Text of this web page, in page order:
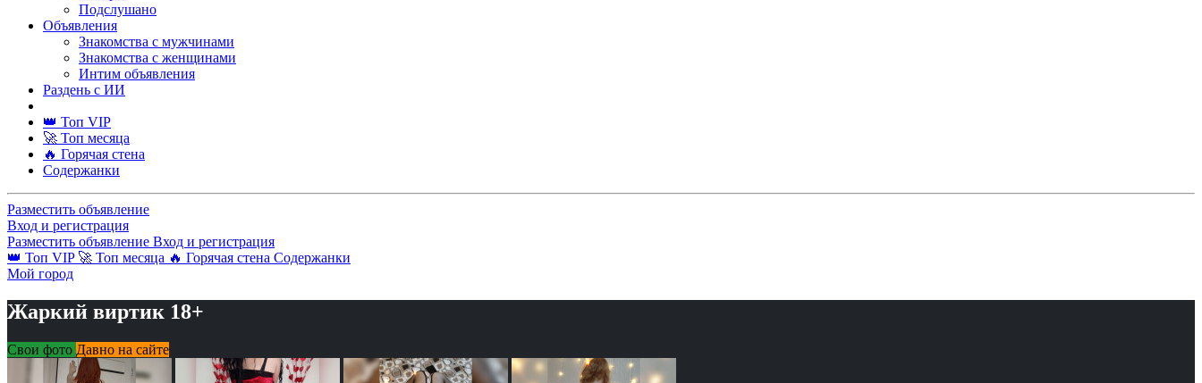
Подслушано
Объявления
Знакомства с мужчинами
Знакомства с женщинами
Интим объявления
Раздень с ИИ
👑 Топ VIP
🚀 Топ месяца
🔥 Горячая стена
Содержанки
Разместить объявление
Вход и регистрация
Разместить объявление Вход и регистрация
👑 Топ VIP 🚀 Топ месяца 🔥 Горячая стена Содержанки
Мой город
Жаркий виртик 18+
Свои фото Давно на сайте